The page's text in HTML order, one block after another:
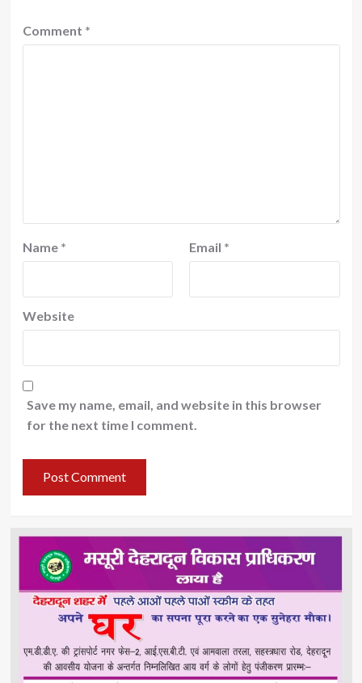
Comment *
Name * Email *
Website
Save my name, email, and website in this browser
for the next time I comment.